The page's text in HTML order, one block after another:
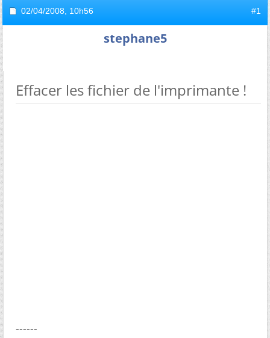
02/04/2008, 10h56 #1
stephane5
Effacer les fichier de l'imprimante !
------